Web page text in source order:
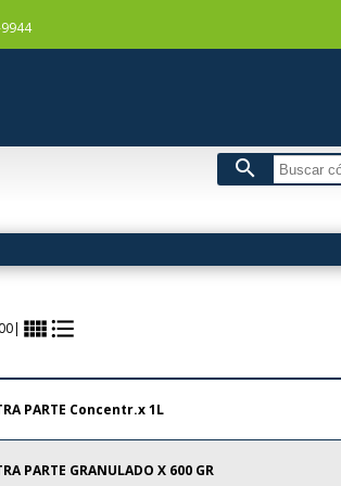
search
| view_comfyformat_list_bulleted
PARTE Concentr.x 1L
PARTE GRANULADO X 600 GR